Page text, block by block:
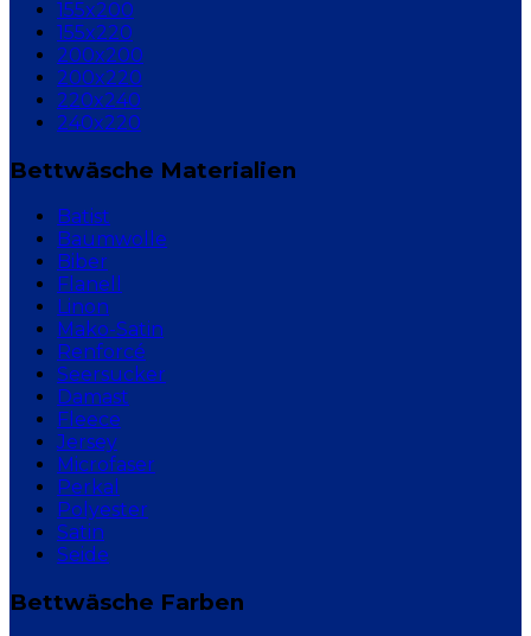
155x200
155x220
200x200
200x220
220x240
240x220
Bettwäsche Materialien
Batist
Baumwolle
Biber
Flanell
Linon
Mako-Satin
Renforcé
Seersucker
Damast
Fleece
Jersey
Microfaser
Perkal
Polyester
Satin
Seide
Bettwäsche Farben